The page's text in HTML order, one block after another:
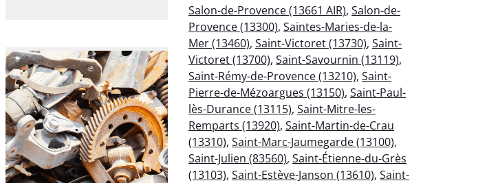
Salon-de-Provence (13661 AIR), Salon-de-
Provence (13300), Saintes-Maries-de-la-
Mer (13460), Saint-Victoret (13730), Saint-
Victoret (13700), Saint-Savournin (13119),
Saint-Rémy-de-Provence (13210), Saint-
Pierre-de-Mézoargues (13150), Saint-Paul-
lès-Durance (13115), Saint-Mitre-les-
Remparts (13920), Saint-Martin-de-Crau
(13310), Saint-Marc-Jaumegarde (13100),
Saint-Julien (83560), Saint-Étienne-du-Grès
(13103), Saint-Estève-Janson (13610), Saint-